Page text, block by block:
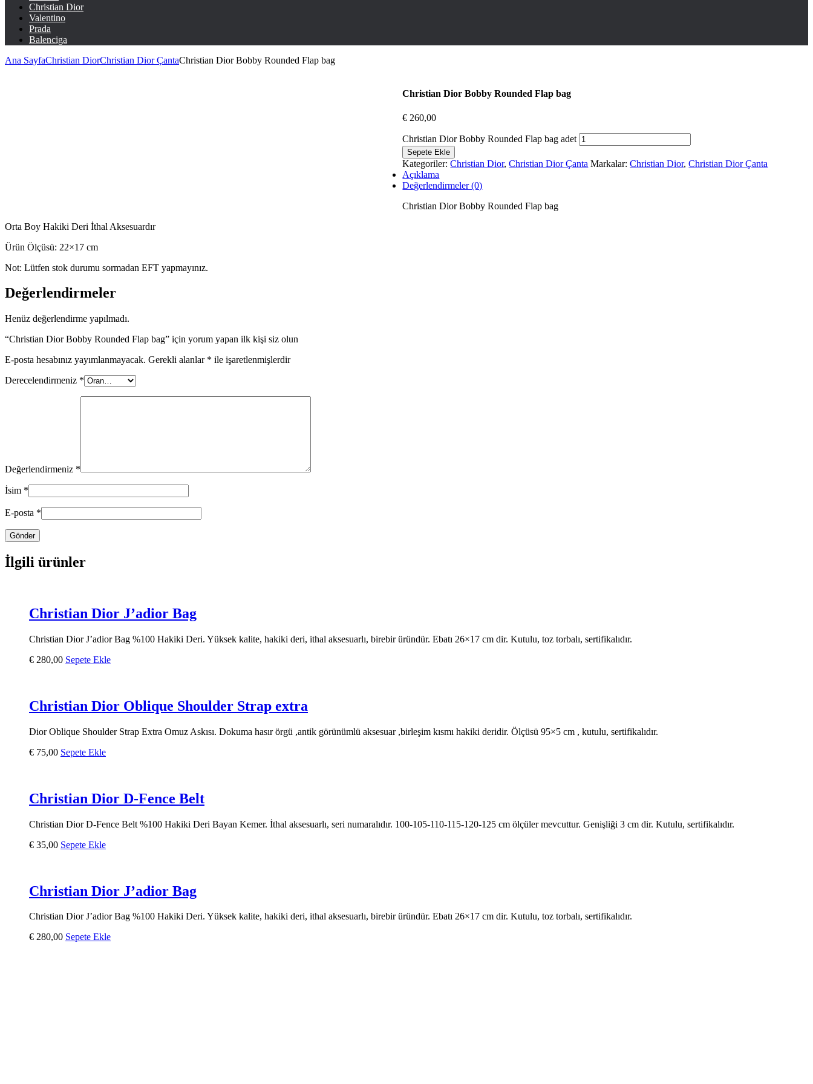
Christian Dior
Valentino
Prada
Balenciga
Ana SayfaChristian DiorChristian Dior ÇantaChristian Dior Bobby Rounded Flap bag
Christian Dior Bobby Rounded Flap bag
€ 260,00
Christian Dior Bobby Rounded Flap bag adet
Sepete Ekle
Kategoriler:Christian Dior,Christian Dior Çanta Markalar:Christian Dior,Christian Dior Çanta
Açıklama
Değerlendirmeler (0)
Christian Dior Bobby Rounded Flap bag
Orta Boy Hakiki Deri İthal Aksesuardır
Ürün Ölçüsü: 22×17 cm
Not: Lütfen stok durumu sormadan EFT yapmayınız.
Değerlendirmeler
Henüz değerlendirme yapılmadı.
“Christian Dior Bobby Rounded Flap bag” için yorum yapan ilk kişi siz olun
E-posta hesabınız yayımlanmayacak. Gerekli alanlar * ile işaretlenmişlerdir
Derecelendirmeniz *
Değerlendirmeniz *
İsim *
E-posta *
İlgili ürünler
Christian Dior J’adior Bag
Christian Dior J’adior Bag %100 Hakiki Deri. Yüksek kalite, hakiki deri, ithal aksesuarlı, birebir üründür. Ebatı 26×17 cm dir. Kutulu, toz torbalı, sertifikalıdır.
€ 280,00 Sepete Ekle
Christian Dior Oblique Shoulder Strap extra
Dior Oblique Shoulder Strap Extra Omuz Askısı. Dokuma hasır örgü ,antik görünümlü aksesuar ,birleşim kısmı hakiki deridir. Ölçüsü 95×5 cm , kutulu, sertifikalıdır.
€ 75,00 Sepete Ekle
Christian Dior D-Fence Belt
Christian Dior D-Fence Belt %100 Hakiki Deri Bayan Kemer. İthal aksesuarlı, seri numaralıdır. 100-105-110-115-120-125 cm ölçüler mevcuttur. Genişliği 3 cm dir. Kutulu, sertifikalıdır.
€ 35,00 Sepete Ekle
Christian Dior J’adior Bag
Christian Dior J’adior Bag %100 Hakiki Deri. Yüksek kalite, hakiki deri, ithal aksesuarlı, birebir üründür. Ebatı 26×17 cm dir. Kutulu, toz torbalı, sertifikalıdır.
€ 280,00 Sepete Ekle